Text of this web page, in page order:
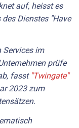
auf, heisst es
Dienstes "Have
Services im
prüfe
fasst "Twingate"
2023 zum